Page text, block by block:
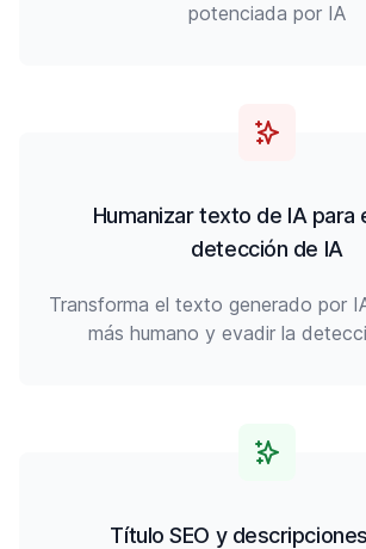
potenciada por IA
Humanizar texto de IA para
detección de IA
Transforma el texto generado por
más humano y evadir la
Título SEO y